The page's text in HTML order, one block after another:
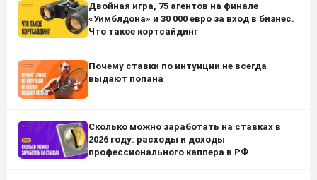
Двойная игра, 75 агентов на финале
«Уимблдона» и 30 000 евро за вход в бизнес.
Что такое кортсайдинг
Почему ставки по интуиции не всегда
выдают попана
Сколько можно заработать на ставках в
2026 году: расходы и доходы
профессионального каппера в РФ